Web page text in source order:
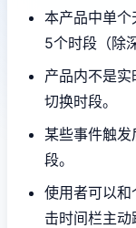
本产品中单
5个时段（除
产品内不是
切换时段。
某些事件触
段。
使用者可以
击时间栏主动